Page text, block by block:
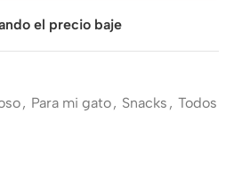
el precio baje
, Para mi gato, Snacks , Todos